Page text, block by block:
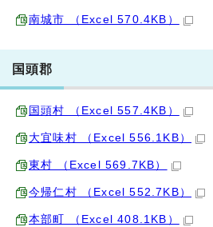
南城市 （Excel 570.4KB）
国頭郡
国頭村 （Excel 557.4KB）
大宜味村 （Excel 556.1KB）
東村 （Excel 569.7KB）
今帰仁村 （Excel 552.7KB）
本部町 （Excel 408.1KB）